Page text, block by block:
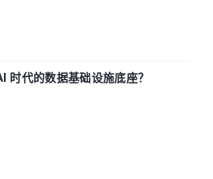
时代的数据基础设施底座？